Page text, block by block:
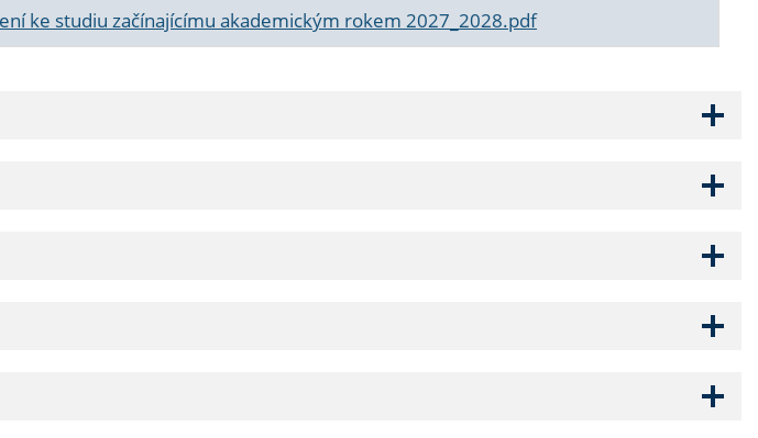
ke studiu začínajícímu akademickým rokem 2027_2028.pdf